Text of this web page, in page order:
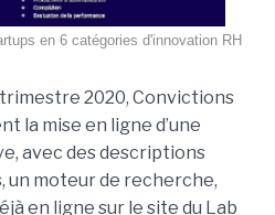
en 6 catégories d'innovation RH
2020, Convictions
la mise en ligne d’une
avec des descriptions
un moteur de recherche,
en ligne sur le site du Lab